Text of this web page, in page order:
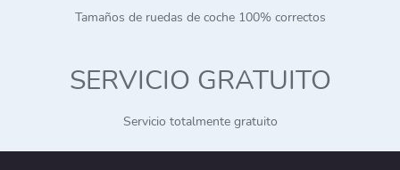
Tamaños de ruedas de coche 100% correctos
SERVICIO GRATUITO
Servicio totalmente gratuito